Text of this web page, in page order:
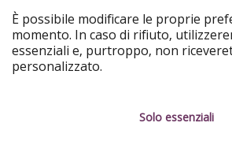
Conoscici meglio
Chi siamo
Lavora con noi
Termini d'
È possibile modificare le proprie
momento. In caso di rifiuto,
essenziali e, purtroppo, non
personalizzato.
Solo essenziali